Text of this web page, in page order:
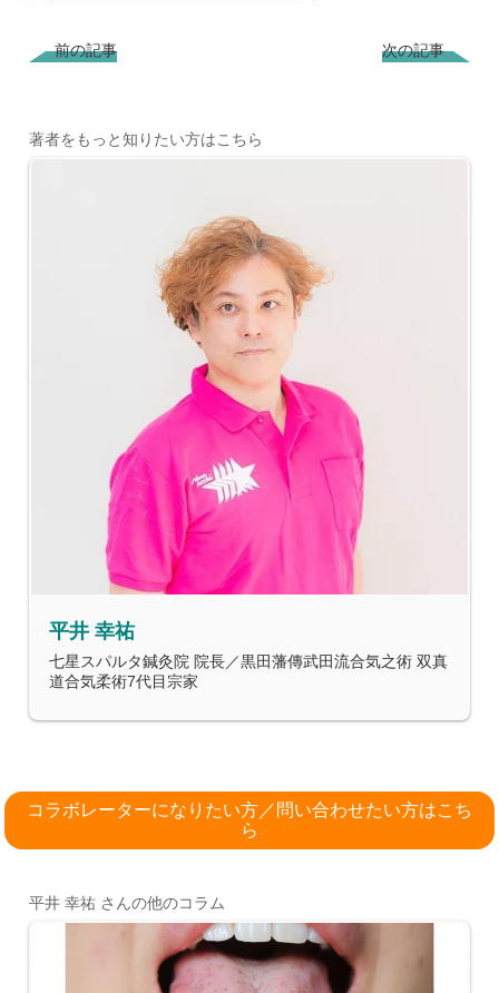
前の記事 次の記事
著者をもっと知りたい方はこちら
平井 幸祐
七星スパルタ鍼灸院 院長／黒田藩傳武田流合気之術 双真
道合気柔術7代目宗家
コラボレーターになりたい方／問い合わせたい方はこち
ら
平井 幸祐 さんの他のコラム